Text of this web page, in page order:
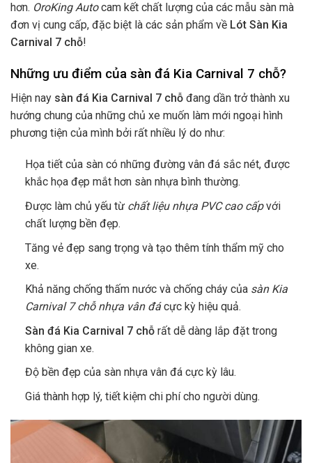
hơn. OroKing Autocam kết chất lượng của các mẫu sàn mà
đơn vị cung cấp, đặc biệt là các sản phẩm về Lót Sàn Kia
Carnival 7 chỗ!
Những ưu điểm của sàn đá Kia Carnival 7 chỗ?
Hiện nay sàn đá Kia Carnival 7 chỗ đang dần trở thành xu
hướng chung của những chủ xe muốn làm mới ngoại hình
phương tiện của mình bởi rất nhiều lý do như:
Họa tiết của sàn có những đường vân đá sắc nét, được
khắc họa đẹp mắt hơn sàn nhựa bình thường.
Được làm chủ yếu từ chất liệu nhựa PVC cao cấpvới
chất lượng bền đẹp.
Tăng vẻ đẹp sang trọng và tạo thêm tính thẩm mỹ cho
xe.
Khả năng chống thấm nước và chống cháy của sàn Kia
Carnival 7 chỗ nhựa vân đácực kỳ hiệu quả.
Sàn đá Kia Carnival 7 chỗ rất dễ dàng lắp đặt trong
không gian xe.
Độ bền đẹp của sàn nhựa vân đá cực kỳ lâu.
Giá thành hợp lý, tiết kiệm chi phí cho người dùng.